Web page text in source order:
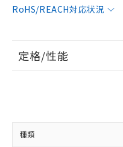
RoHS/REACH対応状況
定格/性能
種類